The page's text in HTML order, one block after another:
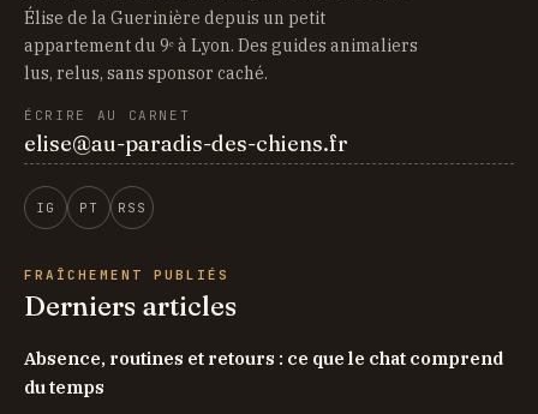
Élise de la Guerinière depuis un petit
appartement du 9ᵉ à Lyon. Des guides animaliers
lus, relus, sans sponsor caché.
ÉCRIRE AU CARNET
elise@au-paradis-des-chiens.fr
IG PT RSS
FRAÎCHEMENT PUBLIÉS
Derniers articles
Absence, routines et retours : ce que le chat comprend
du temps